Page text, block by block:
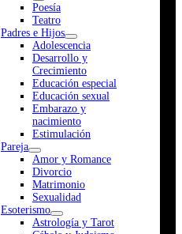
Poesía
Teatro
Padres e Hijos
Adolescencia
Desarrollo y
Crecimiento
Educación especial
Educación sexual
Embarazo y
nacimiento
Estimulación
Pareja
Amor y Romance
Divorcio
Matrimonio
Sexualidad
Esoterismo
Astrología y Tarot